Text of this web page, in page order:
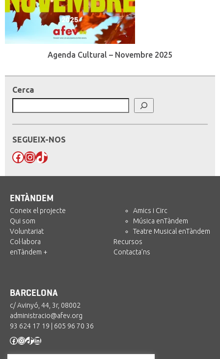
Agenda Cultural – Novembre 2025
Cerca
SEGUEIX-NOS
Facebook
Instagram
TikTok
ENTÀNDEM
Coneix el projecte
Qui som
Voluntariat
Col·labora
enTàndem +
Amics i Circ
Música enTàndem
Teatre Musical enTàndem
Recursos
Contacta’ns
BARCELONA
c/ Avinyó, 44, 3r, 08002
administracio@afev.org
93 624 17 19
605 96 70 36
Facebook
Instagram
TikTok
LinkedIn